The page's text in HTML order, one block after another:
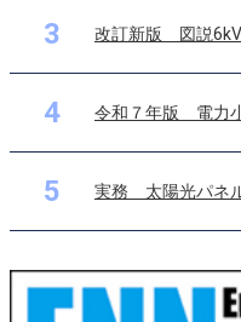
3 改訂新版 図説6kV
4 令和７年版 電力
5 実務 太陽光パネ